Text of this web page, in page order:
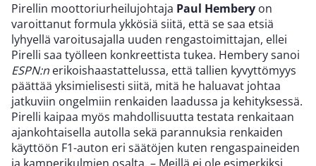
Pirellin moottoriurheilujohtaja Paul Hembery on
varoittanut formula ykkösiä siitä, että se saa etsiä
lyhyellä varoitusajalla uuden rengastoimittajan, ellei
Pirelli saa työlleen konkreettista tukea. Hembery sanoi
ESPN:n erikoishaastattelussa, että tallien kyvyttömyys
päättää yksimielisesti siitä, mitä he haluavat johtaa
jatkuviin ongelmiin renkaiden laadussa ja kehityksessä.
Pirelli kaipaa myös mahdollisuutta testata renkaitaan
ajankohtaisella autolla sekä parannuksia renkaiden
käyttöön F1-auton eri säätöjen kuten rengaspaineiden